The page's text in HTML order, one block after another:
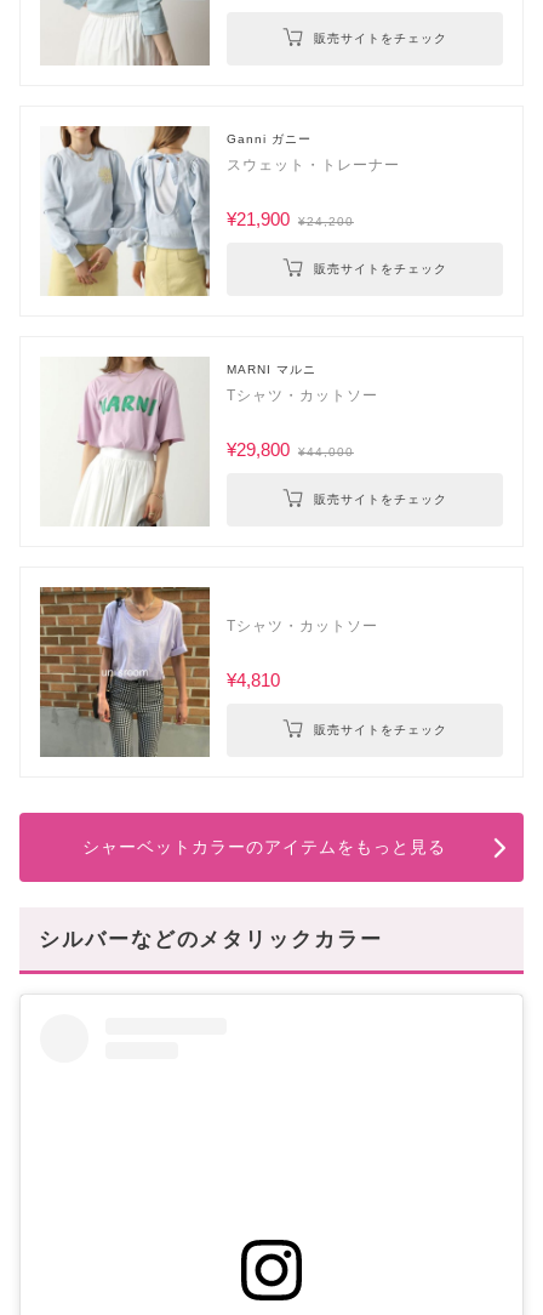
販売サイトをチェック
Ganni ガニー
スウェット・トレーナー
¥21,900 ¥24,200
販売サイトをチェック
MARNI マルニ
Tシャツ・カットソー
¥29,800 ¥44,000
販売サイトをチェック
Tシャツ・カットソー
¥4,810
販売サイトをチェック
シャーベットカラーのアイテムをもっと見る
シルバーなどのメタリックカラー